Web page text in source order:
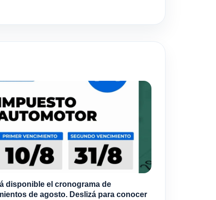
disponible el cronograma de
de agosto. Deslizá para conocer